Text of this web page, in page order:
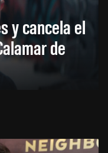
y cancela el
de